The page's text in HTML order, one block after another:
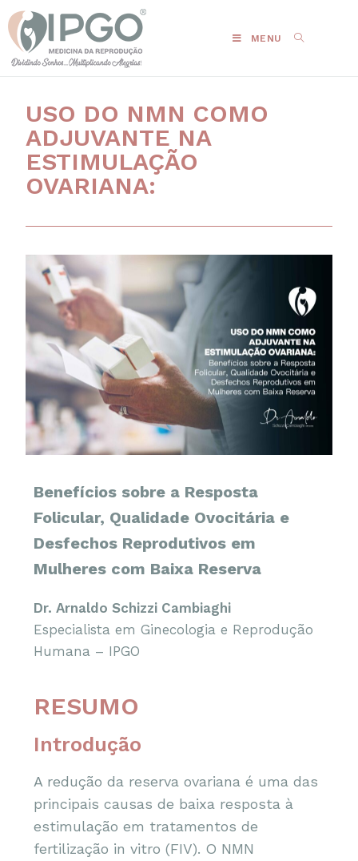
MENU
USO DO NMN COMO
ADJUVANTE NA
ESTIMULAÇÃO
OVARIANA:
Benefícios sobre a Resposta
Folicular, Qualidade Ovocitária e
Desfechos Reprodutivos em
Mulheres com Baixa Reserva
Dr. Arnaldo Schizzi Cambiaghi
Especialista em Ginecologia e Reprodução
Humana – IPGO
RESUMO
Introdução
A redução da reserva ovariana é uma das
principais causas de baixa resposta à
estimulação em tratamentos de
fertilização in vitro (FIV). O NMN